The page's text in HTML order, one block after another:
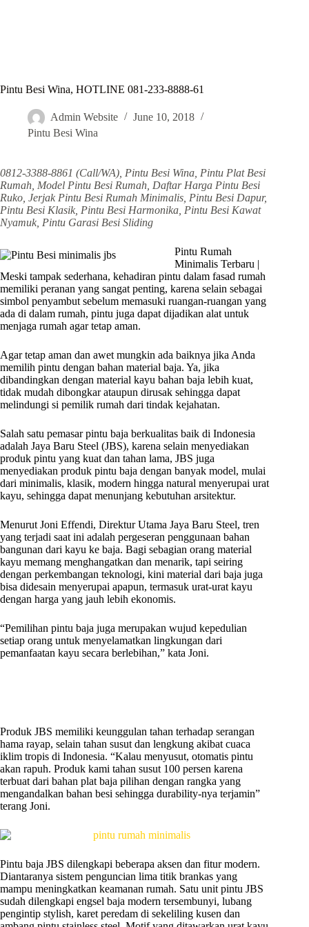
Pintu Besi Wina, HOTLINE 081-233-8888-61
Admin Website
June 10, 2018
Pintu Besi Wina
0812-3388-8861 (Call/WA), Pintu Besi Wina, Pintu Plat Besi
Rumah, Model Pintu Besi Rumah, Daftar Harga Pintu Besi
Ruko, Jerjak Pintu Besi Rumah Minimalis, Pintu Besi Dapur,
Pintu Besi Klasik, Pintu Besi Harmonika, Pintu Besi Kawat
Nyamuk, Pintu Garasi Besi Sliding
Pintu Rumah
Minimalis Terbaru |
Meski tampak sederhana, kehadiran pintu dalam fasad rumah
memiliki peranan yang sangat penting, karena selain sebagai
simbol penyambut sebelum memasuki ruangan-ruangan yang
ada di dalam rumah, pintu juga dapat dijadikan alat untuk
menjaga rumah agar tetap aman.
Agar tetap aman dan awet mungkin ada baiknya jika Anda
memilih pintu dengan bahan material baja. Ya, jika
dibandingkan dengan material kayu bahan baja lebih kuat,
tidak mudah dibongkar ataupun dirusak sehingga dapat
melindungi si pemilik rumah dari tindak kejahatan.
Salah satu pemasar pintu baja berkualitas baik di Indonesia
adalah Jaya Baru Steel (JBS), karena selain menyediakan
produk pintu yang kuat dan tahan lama, JBS juga
menyediakan produk pintu baja dengan banyak model, mulai
dari minimalis, klasik, modern hingga natural menyerupai urat
kayu, sehingga dapat menunjang kebutuhan arsitektur.
Menurut Joni Effendi, Direktur Utama Jaya Baru Steel, tren
yang terjadi saat ini adalah pergeseran penggunaan bahan
bangunan dari kayu ke baja. Bagi sebagian orang material
kayu memang menghangatkan dan menarik, tapi seiring
dengan perkembangan teknologi, kini material dari baja juga
bisa didesain menyerupai apapun, termasuk urat-urat kayu
dengan harga yang jauh lebih ekonomis.
“Pemilihan pintu baja juga merupakan wujud kepedulian
setiap orang untuk menyelamatkan lingkungan dari
pemanfaatan kayu secara berlebihan,” kata Joni.
Produk JBS memiliki keunggulan tahan terhadap serangan
hama rayap, selain tahan susut dan lengkung akibat cuaca
iklim tropis di Indonesia. “Kalau menyusut, otomatis pintu
akan rapuh. Produk kami tahan susut 100 persen karena
terbuat dari bahan plat baja pilihan dengan rangka yang
mengandalkan bahan besi sehingga durability-nya terjamin”
terang Joni.
Pintu baja JBS dilengkapi beberapa aksen dan fitur modern.
Diantaranya sistem penguncian lima titik brankas yang
mampu meningkatkan keamanan rumah. Satu unit pintu JBS
sudah dilengkapi engsel baja modern tersembunyi, lubang
pengintip stylish, karet peredam di sekeliling kusen dan